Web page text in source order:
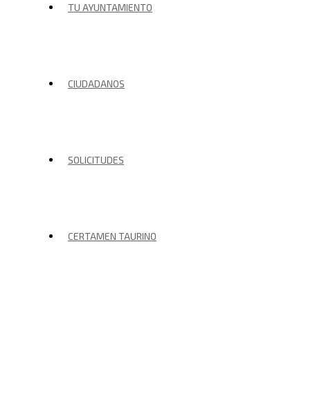
TU AYUNTAMIENTO
CIUDADANOS
SOLICITUDES
CERTAMEN TAURINO